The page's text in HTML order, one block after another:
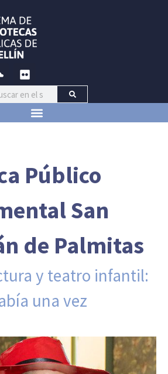
Público
San
de Palmitas
y teatro infantil:
una vez